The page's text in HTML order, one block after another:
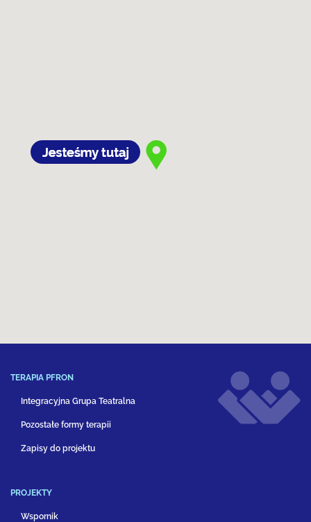
TERAPIA PFRON
Integracyjna Grupa Teatralna
Pozostałe formy terapii
Zapisy do projektu
PROJEKTY
Wspornik